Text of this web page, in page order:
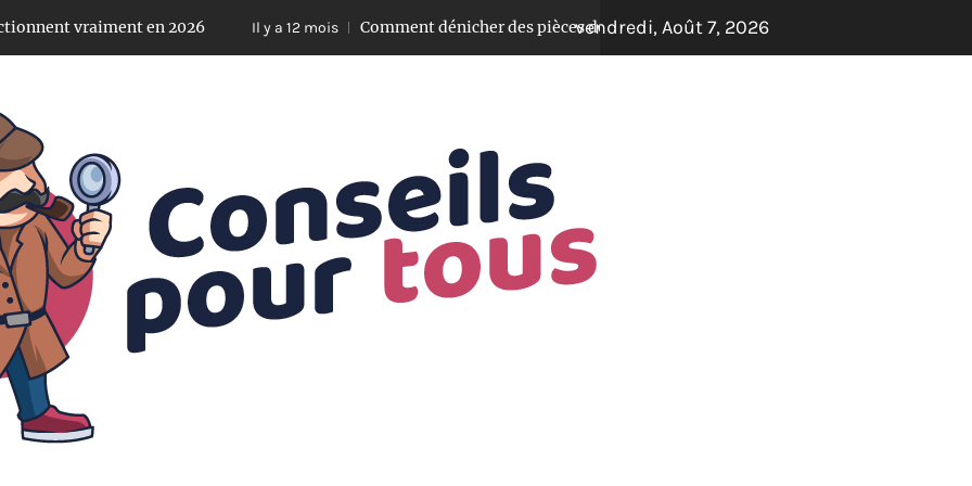
en 2026 Il y a 12 mois Comment dénicher des pièces détachées d’occasion en ligne : guide pratique
vendredi, Août 7, 2026